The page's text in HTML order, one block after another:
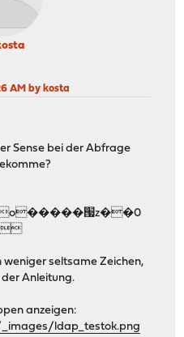
AM by kosta
Sense bei der Abfrage
seltsame Zeichen,
Anleitung.
anzeigen:
ldap_testok.png